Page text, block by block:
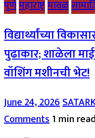
पुणेमहाराष्ट्रमावळ
विद्यार्थ्यांच्या
पुढाकार; शाळेला
वॉशिंग मशीनची भेट!
June 24, 2026
Comments1 min read